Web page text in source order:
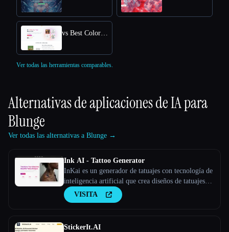
vs Best Coloring Pages AI
Ver todas las herramientas comparables.
Alternativas de aplicaciones de IA para
Blunge
Ver todas las alternativas a Blunge →
Ink AI - Tattoo Generator
InKai es un generador de tatuajes con tecnología de
inteligencia artificial que crea diseños de tatuajes
personalizados en función de los comentarios de los
usuarios.
VISITA
StickerIt.AI